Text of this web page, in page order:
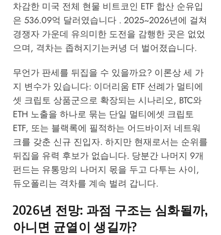
차감한 미국 전체 현물 비트코인 ETF 합산 순유입
은 536.09억 달러였습니다 . 2025~2026년에 걸쳐
경쟁자 가운데 유의미한 도전을 감행한 곳은 없었
으며, 격차는 좁혀지기는커녕 더 벌어졌습니다.
무언가 판세를 뒤집을 수 있을까요? 이론상 세 가
지 변수가 있습니다: 이더리움 ETF 선례가 멀티에
셋 크립토 상품군으로 확장되는 시나리오, BTC와
ETH 노출을 하나로 묶는 단일 멀티에셋 크립토
ETF, 또는 블랙록에 필적하는 어드바이저 네트워
크를 갖춘 신규 진입자. 하지만 현재로서는 순위를
뒤집을 유력 후보가 없습니다. 당분간 나머지 9개
펀드는 유통망의 나머지 몫을 두고 다투는 사이,
듀오폴리는 격차를 계속 벌려 갑니다.
2026년 전망: 과점 구조는 심화될까,
아니면 균열이 생길까?